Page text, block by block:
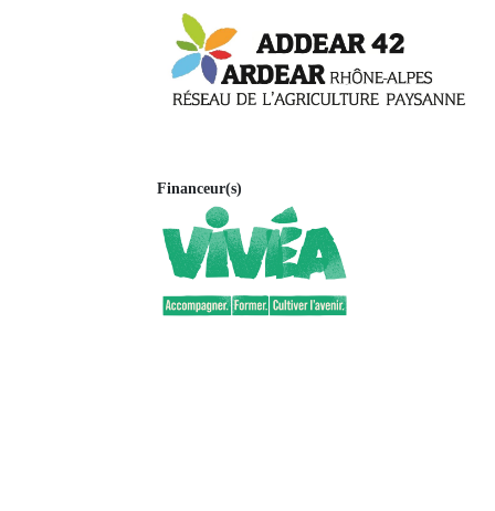
Financeur(s)